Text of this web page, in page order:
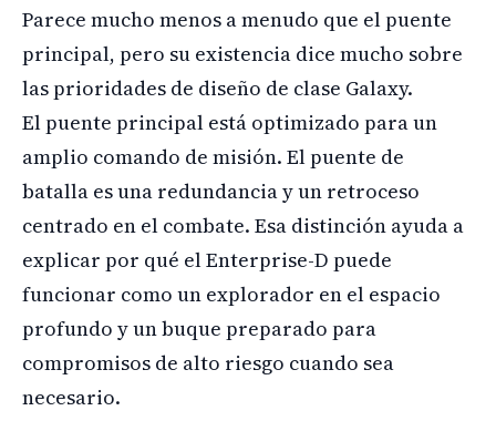
Parece mucho menos a menudo que el puente
principal, pero su existencia dice mucho sobre
las prioridades de diseño de clase Galaxy.
El puente principal está optimizado para un
amplio comando de misión. El puente de
batalla es una redundancia y un retroceso
centrado en el combate. Esa distinción ayuda a
explicar por qué el Enterprise-D puede
funcionar como un explorador en el espacio
profundo y un buque preparado para
compromisos de alto riesgo cuando sea
necesario.